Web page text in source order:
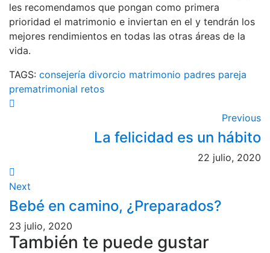
les recomendamos que pongan como primera
prioridad el matrimonio e inviertan en el y tendrán los
mejores rendimientos en todas las otras áreas de la
vida.
TAGS: consejería divorcio matrimonio padres pareja
prematrimonial retos
Previous
La felicidad es un hábito
22 julio, 2020
Next
Bebé en camino, ¿Preparados?
23 julio, 2020
También te puede gustar